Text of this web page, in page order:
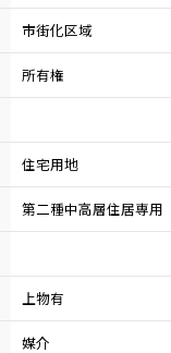
市街化区域
所有権
住宅用地
第二種中高層住居専用
上物有
媒介